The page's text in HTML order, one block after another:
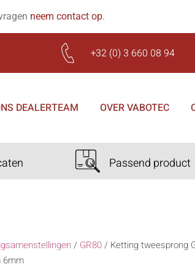
neem contact op.
+32 (0) 3 660 08 94
DEALERTEAM OVER VABOTEC
Passend product
/ GR80/ Ketting tweesprong
6mm